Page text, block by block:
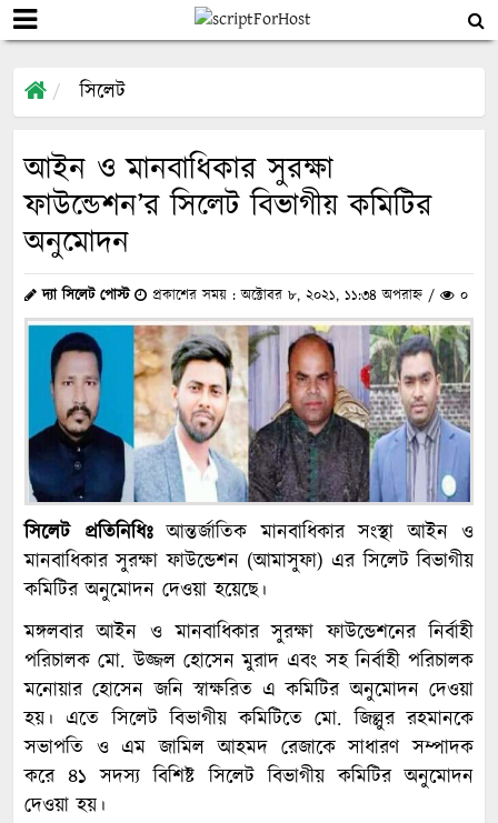
সিলেট
আইন ও মানবাধিকার সুরক্ষা
ফাউন্ডেশন’র সিলেট বিভাগীয় কমিটির
অনুমোদন
দ্যা সিলেট পোস্ট প্রকাশের সময় : অক্টোবর ৮, ২০২১, ১১:৩৪ অপরাহ্ন / ০
সিলেট প্রতিনিধিঃআন্তর্জাতিক মানবাধিকার সংস্থা আইন ও
মানবাধিকার সুরক্ষা ফাউন্ডেশন (আমাসুফা) এর সিলেট বিভাগীয়
কমিটির অনুমোদন দেওয়া হয়েছে।
মঙ্গলবার আইন ও মানবাধিকার সুরক্ষা ফাউন্ডেশনের নির্বাহী
পরিচালক মো. উজ্জল হোসেন মুরাদ এবং সহ নির্বাহী পরিচালক
মনোয়ার হোসেন জনি স্বাক্ষরিত এ কমিটির অনুমোদন দেওয়া
হয়। এতে সিলেট বিভাগীয় কমিটিতে মো. জিল্লুর রহমানকে
সভাপতি ও এম জামিল আহমদ রেজাকে সাধারণ সম্পাদক
করে ৪১ সদস্য বিশিষ্ট সিলেট বিভাগীয় কমিটির অনুমোদন
দেওয়া হয়।